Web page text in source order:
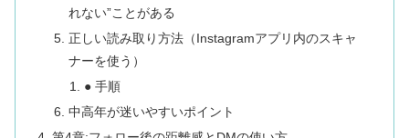
れない”ことがある
正しい読み取り方法（Instagramアプリ内のスキャ
ナーを使う）
● 手順
中高年が迷いやすいポイント